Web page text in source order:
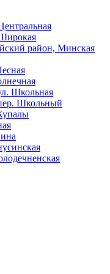
район, Минская
Школьная
Школьный